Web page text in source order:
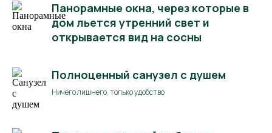
Панорамные окна, через которые в
дом льется утренний свет и
открывается вид на сосны
Полноценный санузел с душем
Ничего лишнего, только удобство